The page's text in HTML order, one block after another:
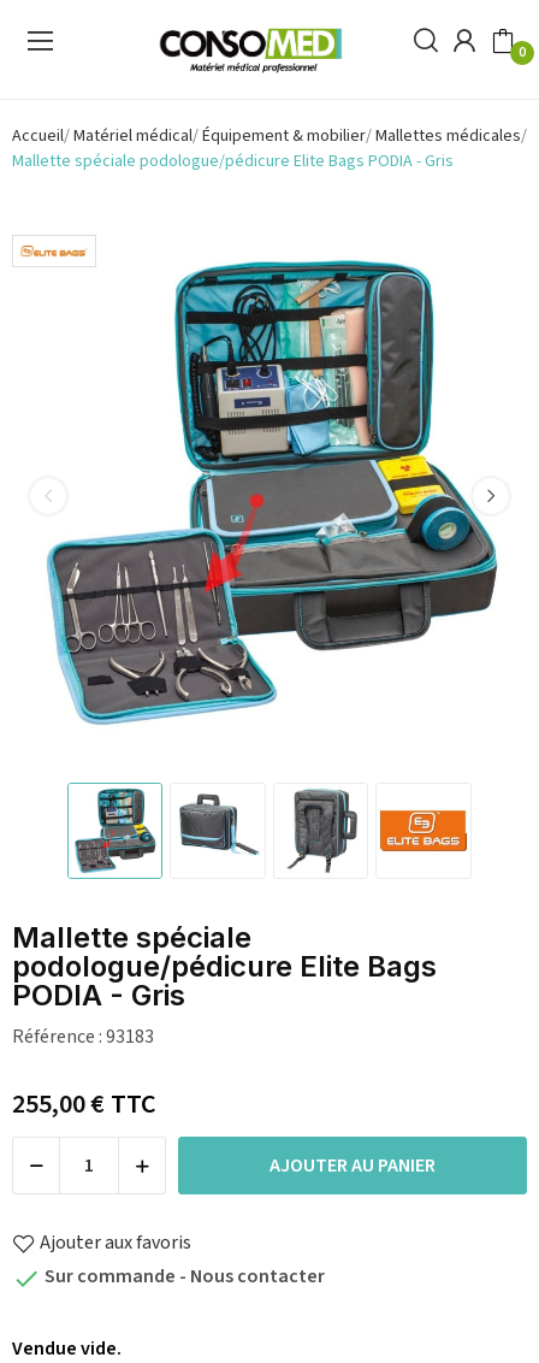
0
Accueil Matériel médical Équipement & mobilier Mallettes médicales
Mallette spéciale podologue/pédicure Elite Bags PODIA - Gris
Mallette spéciale
podologue/pédicure Elite Bags
PODIA - Gris
Référence :93183
255,00 €TTC
AJOUTER AU PANIER
Ajouter aux favoris
 Sur commande - Nous contacter
Vendue vide.